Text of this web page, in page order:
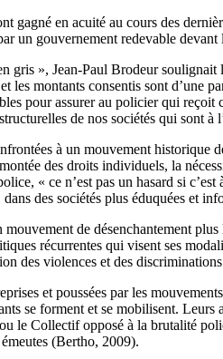
gagné en acuité au cours des
un gouvernement redevable
gris », Jean-Paul Brodeur
les montants consentis sont d’une
pour assurer au policier qui reçoit
de nos sociétés qui sont à
à un mouvement historique
des droits individuels, la
« ce n’est pas un hasard si
des sociétés plus éduquées et
mouvement de désenchantement
récurrentes qui visent ses
des violences et des
et poussées par les
se forment et se mobilisent.
le Collectif opposé à la brutalité
(Bertho, 2009).